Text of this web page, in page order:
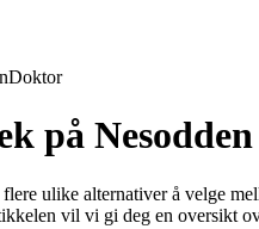
Doktor
på Nesodden
ulike alternativer å velge
vil vi gi deg en oversikt